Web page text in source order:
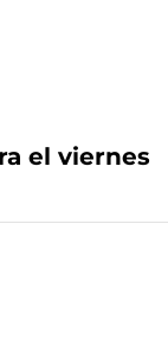
el viernes